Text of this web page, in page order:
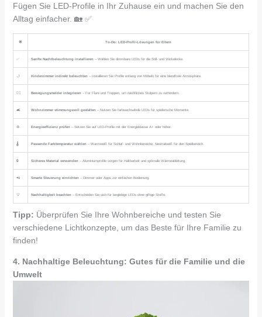
Fügen Sie LED-Profile in Ihr Zuhause ein und machen Sie den
Alltag einfacher. 🏡 ✅
🌟 To-Do: LED-Profil-Lösungen für Eltern
✅ Sanfte Nachtbeleuchtung installieren – Wählen Sie dimmbare LEDs für die Still- und Wickelecke.
🌙 Kinderzimmer indirekt beleuchten – Installieren Sie Profile entlang von Möbeln für eine blendfreie Atmosphäre.
🚶‍♀️ Bewegungsmelder integrieren – Für Flure und Treppen, um nächtliches Stolpern zu verhindern.
🛋️ Wohnzimmer stimmungsvoll gestalten – Nutzen Sie farbwechselnde LEDs für spielerische Momente.
♻️ Energieeffizienz prüfen – Setzen Sie auf LED-Profile mit der Energieklasse A+ oder höher.
🌡️ Passende Farbtemperatur wählen – Warmweiß für Schlaf- und Wohnbereiche, Neutralweiß für den Spielbereich.
🔒 Sicheres Material verwenden – Aluminiumprofile sorgen für Haltbarkeit und optimale Wärmeableitung.
📲 Smarte Steuerung einrichten – Dimmer oder Apps zur einfachen Bedienung.
💡 Nachhaltigkeit beachten – Entscheiden Sie sich für langlebige LEDs ohne giftige Stoffe.
Tipp: Überprüfen Sie Ihre Wohnbereiche und testen Sie
verschiedene Lichtkonzepte, um das Beste für Ihre Familie zu
finden!
4. Nachhaltige Beleuchtung: Gutes für die Familie und die
Umwelt